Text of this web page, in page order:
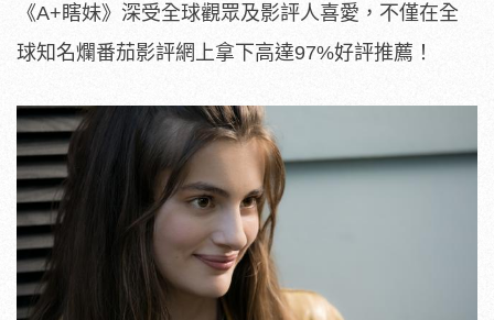
《A+瞎妹》深受全球觀眾及影評人喜愛，不僅在全
球知名爛番茄影評網上拿下高達97%好評推薦！